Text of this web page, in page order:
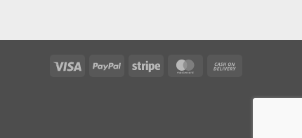
Visa PayPal Stripe MasterCard
Delivery